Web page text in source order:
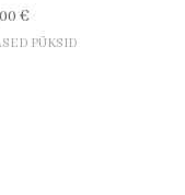
€
PÜKSID